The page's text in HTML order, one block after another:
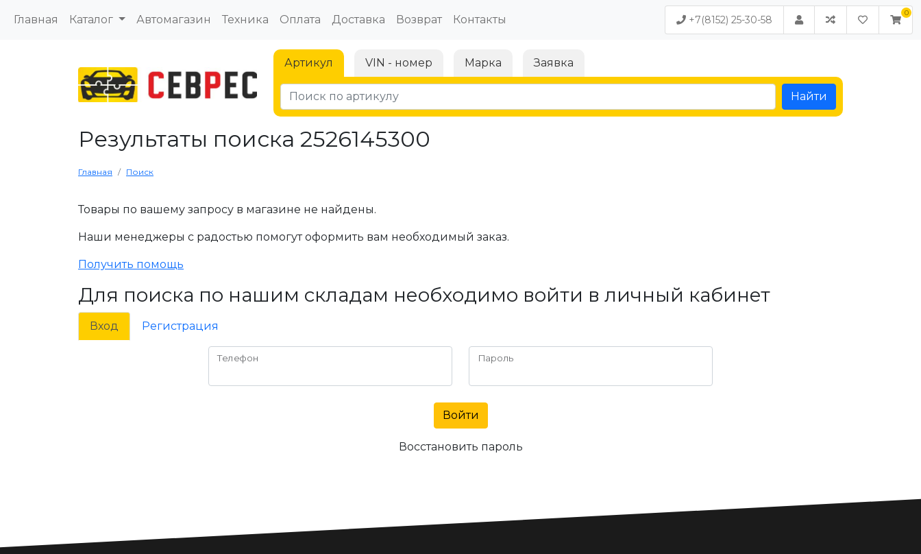
Главная Каталог Автомагазин Техника Оплата Доставка Возврат Контакты +7(8152) 25-30-58
Артикул VIN - номер Марка Заявка
Найти
Результаты поиска 2526145300
Главная Поиск
Товары по вашему запросу в магазине не найдены.
Наши менеджеры с радостью помогут оформить вам необходимый заказ.
Получить помощь
Для поиска по нашим складам необходимо войти в личный кабинет
Вход Регистрация
Телефон Пароль
Войти
Восстановить пароль